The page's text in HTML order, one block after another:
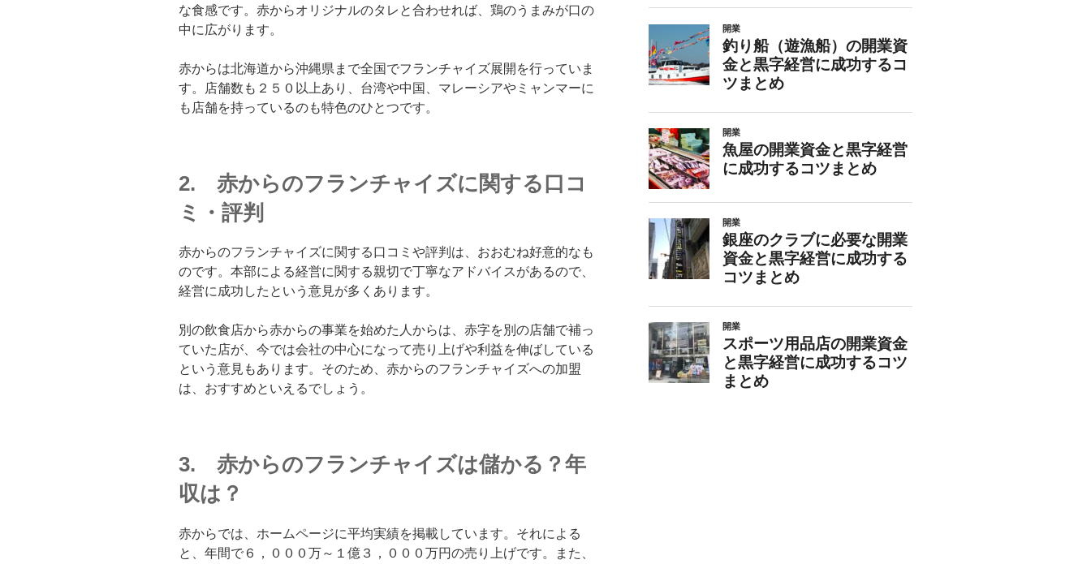
な食感です。赤からオリジナルのタレと合わせれば、鶏のうまみが口の
中に広がります。
赤からは北海道から沖縄県まで全国でフランチャイズ展開を行っていま
す。店舗数も２５０以上あり、台湾や中国、マレーシアやミャンマーに
も店舗を持っているのも特色のひとつです。
2. 赤からのフランチャイズに関する口コ
ミ・評判
赤からのフランチャイズに関する口コミや評判は、おおむね好意的なも
のです。本部による経営に関する親切で丁寧なアドバイスがあるので、
経営に成功したという意見が多くあります。
別の飲食店から赤からの事業を始めた人からは、赤字を別の店舗で補っ
ていた店が、今では会社の中心になって売り上げや利益を伸ばしている
という意見もあります。そのため、赤からのフランチャイズへの加盟
は、おすすめといえるでしょう。
3. 赤からのフランチャイズは儲かる？年
収は？
赤からでは、ホームページに平均実績を掲載しています。それによる
と、年間で６，０００万～１億３，０００万円の売り上げです。また、